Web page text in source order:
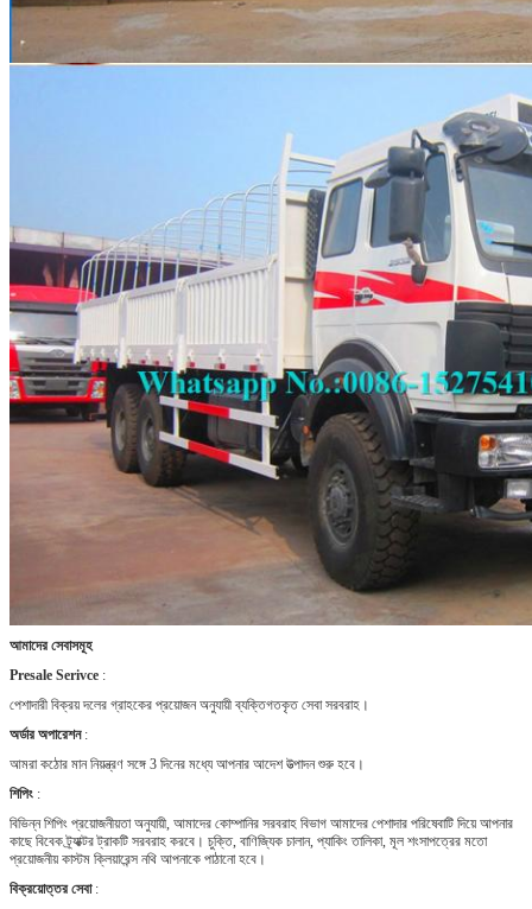
আমাদের সেবাসমূহ
Presale Serivce :
পেশাদারী বিক্রয় দলের গ্রাহকের প্রয়োজন অনুযায়ী ব্যক্তিগতকৃত সেবা সরবরাহ।
অর্ডার অপারেশন:
আমরা কঠোর মান নিয়ন্ত্রণ সঙ্গে 3 দিনের মধ্যে আপনার আদেশ উত্পাদন শুরু হবে।
শিপিং :
বিভিন্ন শিপিং প্রয়োজনীয়তা অনুযায়ী, আমাদের কোম্পানির সরবরাহ বিভাগ আমাদের পেশাদার পরিষেবাটি দিয়ে আপনার
কাছে বিবেক ট্র্যাক্টর ট্রাকটি সরবরাহ করবে। চুক্তি, বাণিজ্যিক চালান, প্যাকিং তালিকা, মূল শংসাপত্রের মতো
প্রয়োজনীয় কাস্টম ক্লিয়ারেন্স নথি আপনাকে পাঠানো হবে।
বিক্রয়োত্তর সেবা: